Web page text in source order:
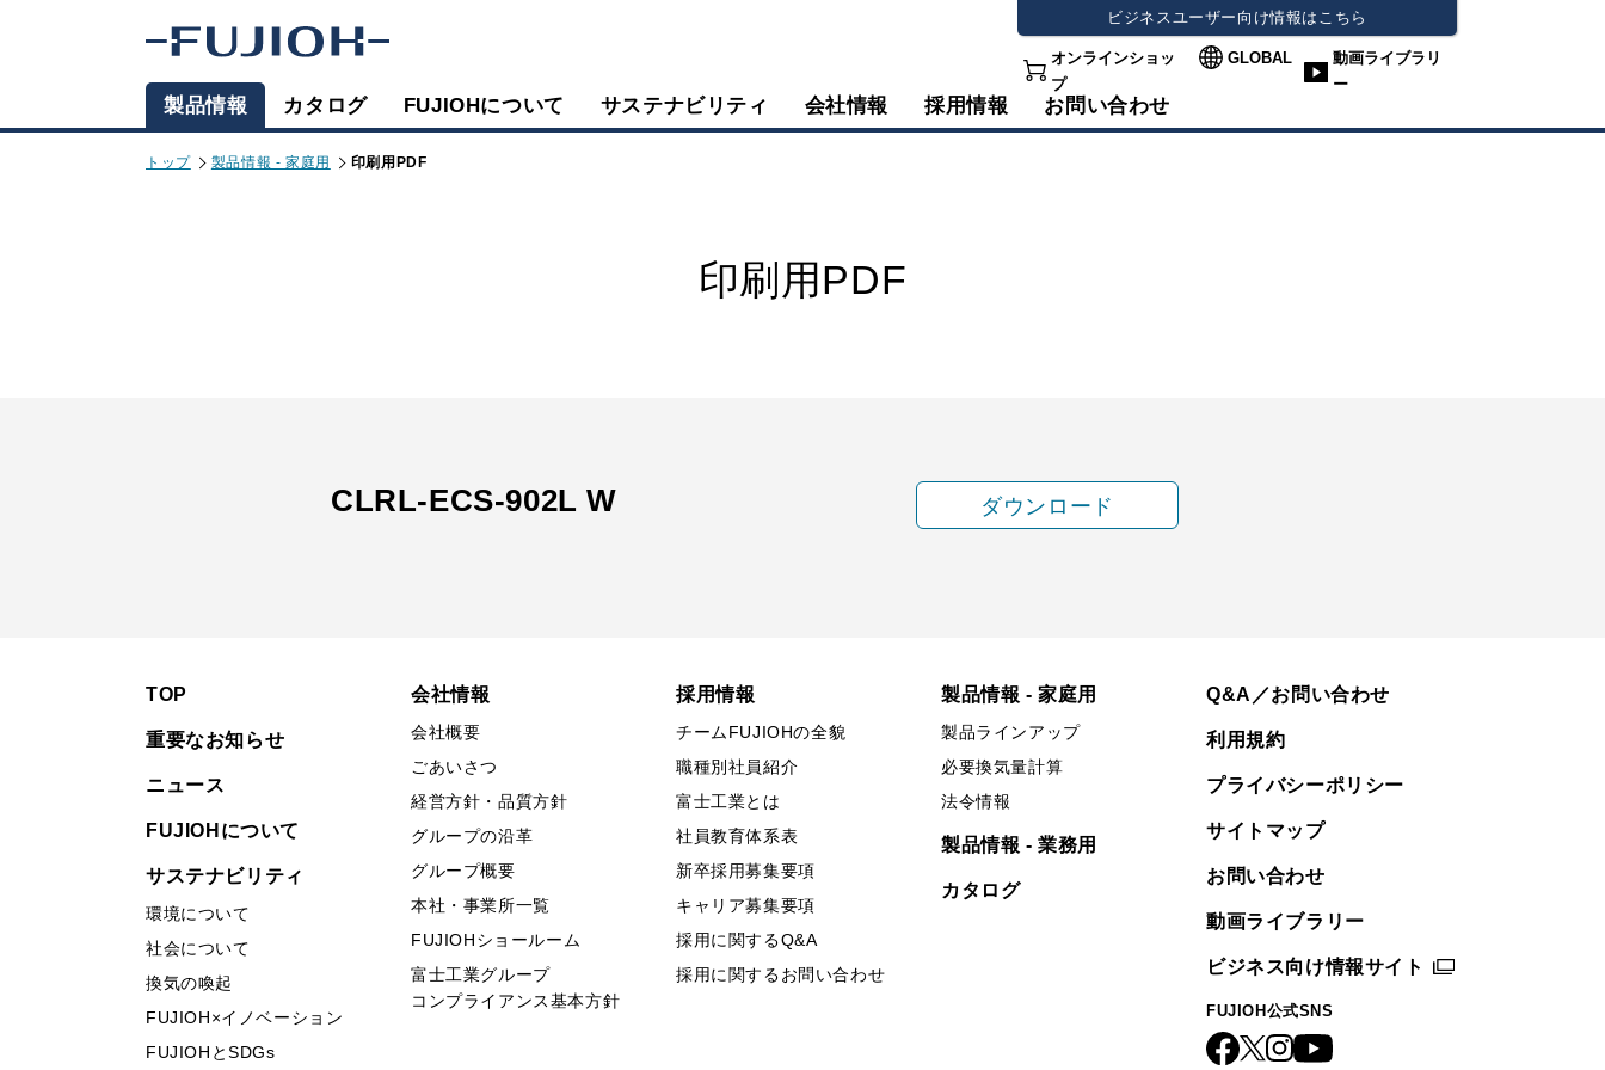
ビジネスユーザー向け情報はこちら
オンラインショッ
プ
GLOBAL
動画ライブラリ
ー
製品情報 カタログ FUJIOHについて サステナビリティ 会社情報 採用情報 お問い合わせ
トップ 製品情報 - 家庭用 印刷用PDF
印刷用PDF
CLRL-ECS-902L W ダウンロード
TOP
重要なお知らせ
ニュース
FUJIOHについて
サステナビリティ
環境について
社会について
換気の喚起
FUJIOH×イノベーション
FUJIOHとSDGs
会社情報
会社概要
ごあいさつ
経営方針・品質方針
グループの沿革
グループ概要
本社・事業所一覧
FUJIOHショールーム
富士工業グループ
コンプライアンス基本方針
採用情報
チームFUJIOHの全貌
職種別社員紹介
富士工業とは
社員教育体系表
新卒採用募集要項
キャリア募集要項
採用に関するQ&A
採用に関するお問い合わせ
製品情報 - 家庭用
製品ラインアップ
必要換気量計算
法令情報
製品情報 - 業務用
カタログ
Q&A／お問い合わせ
利用規約
プライバシーポリシー
サイトマップ
お問い合わせ
動画ライブラリー
ビジネス向け情報サイト
FUJIOH公式SNS